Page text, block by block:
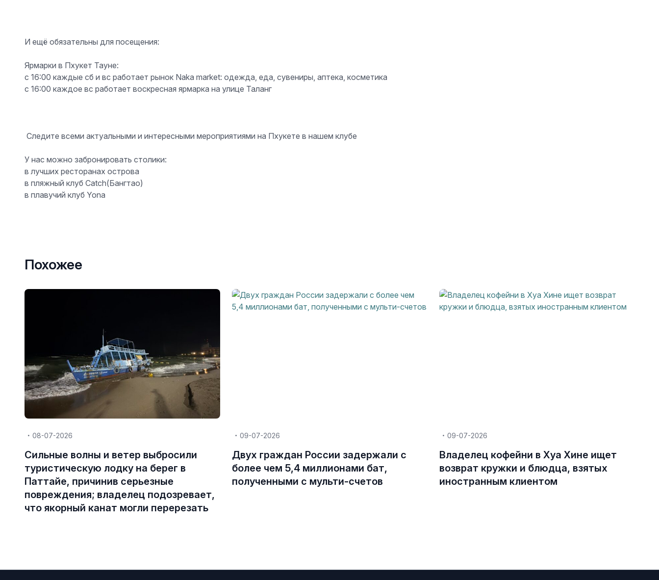
И ещё обязательны для посещения:
Ярмарки в Пхукет Тауне:
с 16:00 каждые сб и вс работает рынок Naka market: одежда, еда, сувениры, аптека, косметика
с 16:00 каждое вс работает воскресная ярмарка на улице Таланг
️ Следите всеми актуальными и интересными мероприятиями на Пхукете в нашем клубе
У нас можно забронировать столики:
в лучших ресторанах острова
в пляжный клуб Catch(Бангтао)
в плавучий клуб Yona
Похожее
08-07-2026
Сильные волны и ветер выбросили
туристическую лодку на берег в
Паттайе, причинив серьезные
повреждения; владелец подозревает,
что якорный канат могли перерезать
09-07-2026
Двух граждан России задержали с
более чем 5,4 миллионами бат,
полученными с мульти-счетов
09-07-2026
Владелец кофейни в Хуа Хине ищет
возврат кружки и блюдца, взятых
иностранным клиентом